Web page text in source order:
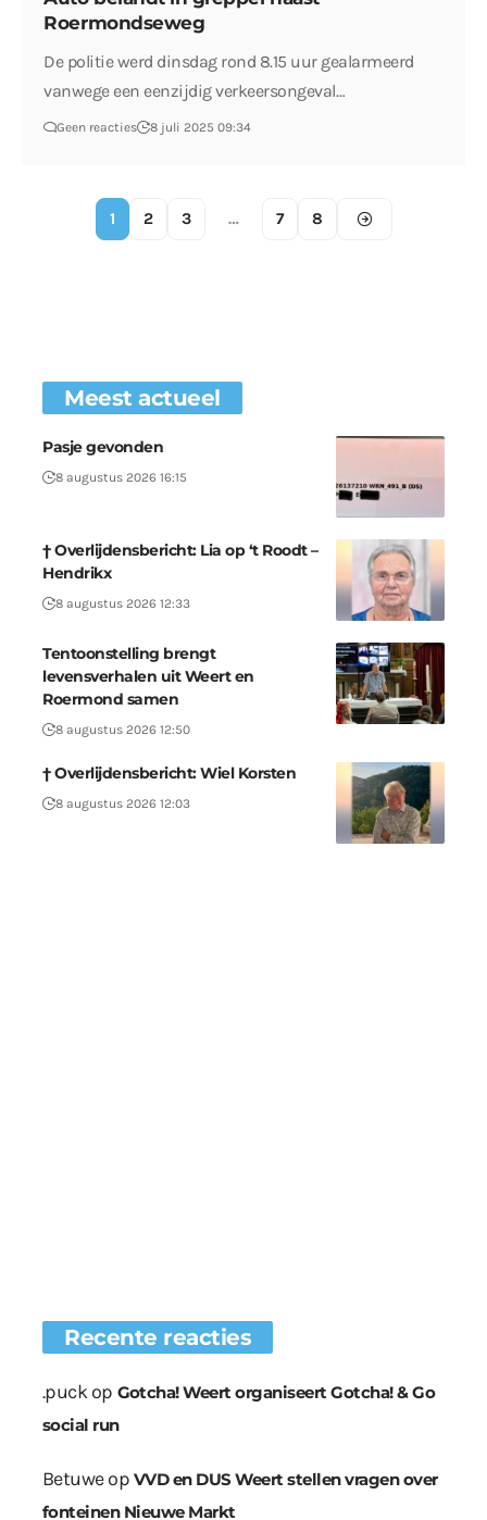
Roermondseweg
De politie werd dinsdag rond 8.15 uur gealarmeerd
vanwege een eenzijdig verkeersongeval…
Geen reacties 8 juli 2025 09:34
1 2 3 … 7 8
Meest actueel
Pasje gevonden
8 augustus 2026 16:15
† Overlijdensbericht: Lia op ‘t Roodt –
Hendrikx
8 augustus 2026 12:33
Tentoonstelling brengt
levensverhalen uit Weert en
Roermond samen
8 augustus 2026 12:50
† Overlijdensbericht: Wiel Korsten
8 augustus 2026 12:03
Recente reacties
.puckop Gotcha! Weert organiseert Gotcha! & Go
social run
Betuweop VVD en DUS Weert stellen vragen over
fonteinen Nieuwe Markt